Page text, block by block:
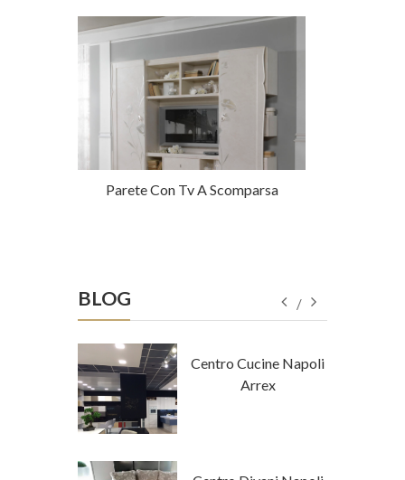
Parete Con Tv A Scomparsa
BLOG
Centro Cucine Napoli
Arrex